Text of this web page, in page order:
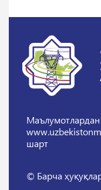
шарт
© Барча